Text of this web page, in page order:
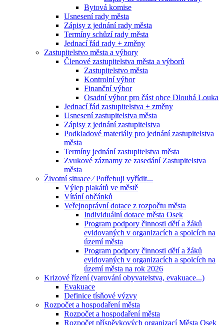
Bytová komise
Usnesení rady města
Zápisy z jednání rady města
Termíny schůzí rady města
Jednací řád rady + změny
Zastupitelstvo města a výbory
Členové zastupitelstva města a výborů
Zastupitelstvo města
Kontrolní výbor
Finanční výbor
Osadní výbor pro část obce Dlouhá Louka
Jednací řád zastupitelstva + změny
Usnesení zastupitelstva města
Zápisy z jednání zastupitelstva
Podkladové materiály pro jednání zastupitelstva
města
Termíny jednání zastupitelstva města
Zvukové záznamy ze zasedání Zastupitelstva
města
Životní situace ⁄ Potřebuji vyřídit...
Výlep plakátů ve městě
Vítání občánků
Veřejnoprávní dotace z rozpočtu města
Individuální dotace města Osek
Program podpory činnosti dětí a žáků
evidovaných v organizacích a spolcích na
území města
Program podpory činnosti dětí a žáků
evidovaných v organizacích a spolcích na
území města na rok 2026
Krizové řízení (varování obyvatelstva, evakuace...)
Evakuace
Definice tísňové výzvy
Rozpočet a hospodaření města
Rozpočet a hospodaření města
Rozpočet příspěvkových organizací Města Osek